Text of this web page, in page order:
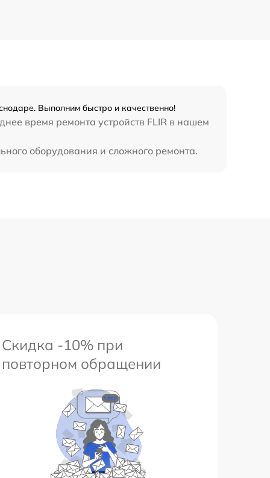
Выполним быстро и качественно!
время ремонта устройств FLIR в нашем
оборудования и сложного ремонта.
Скидка -10% при
повторном обращении